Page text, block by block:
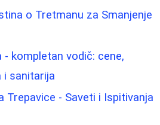
o Tretmanu za Smanjenje
- kompletan vodič: cene,
i sanitarija
Trepavice - Saveti i Ispitivanja